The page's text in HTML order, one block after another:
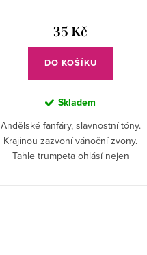
35 Kč
DO KOŠÍKU
Skladem
Andělské fanfáry, slavnostní tóny.
Krajinou zazvoní vánoční zvony.
Tahle trumpeta ohlásí nejen